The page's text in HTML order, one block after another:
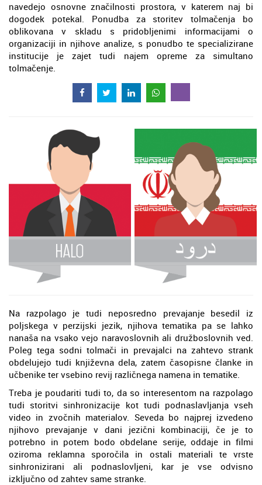
navedejo osnovne značilnosti prostora, v katerem naj bi
dogodek potekal. Ponudba za storitev tolmačenja bo
oblikovana v skladu s pridobljenimi informacijami o
organizaciji in njihove analize, s ponudbo te specializirane
institucije je zajet tudi najem opreme za simultano
tolmačenje.
Na razpolago je tudi neposredno prevajanje besedil iz
poljskega v perzijski jezik, njihova tematika pa se lahko
nanaša na vsako vejo naravoslovnih ali družboslovnih ved.
Poleg tega sodni tolmači in prevajalci na zahtevo strank
obdelujejo tudi književna dela, zatem časopisne članke in
učbenike ter vsebino revij različnega namena in tematike.
Treba je poudariti tudi to, da so interesentom na razpolago
tudi storitvi sinhronizacije kot tudi podnaslavljanja vseh
video in zvočnih materialov. Seveda bo najprej izvedeno
njihovo prevajanje v dani jezični kombinaciji, če je to
potrebno in potem bodo obdelane serije, oddaje in filmi
oziroma reklamna sporočila in ostali materiali te vrste
sinhronizirani ali podnaslovljeni, kar je vse odvisno
izključno od zahtev same stranke.